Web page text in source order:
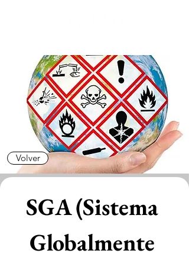
SGA (Sistema
Globalmente
Volver